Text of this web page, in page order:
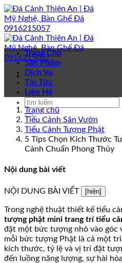
Bỏ
qua
nội
dung
Trang Chủ
Sản Phẩm
Dịch Vụ
Tin Tức
Liên Hệ
Trang chủ
Tiểu Cảnh Sân Vườn
Tiểu Cảnh Tượng Phật
5 Tips Chọn Kích Thước
Cảnh Chuẩn Phong Thủy
Nội dung bài viết
NỘI DUNG BÀI VIẾT [hiện]
Trong nghệ thuật thiết kế tiểu
tượng phật mini trang trí tiểu
đặt một bức tượng nhỏ vào góc
mỗi bức tượng Phật là cả một
kích thước, tỷ lệ và vị trí đặt
đến luồng năng lượng, sự hài